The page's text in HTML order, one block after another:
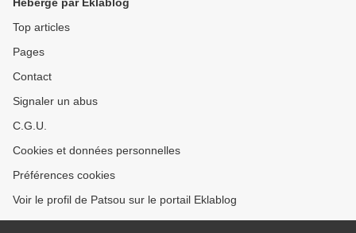
Top articles
Pages
Contact
Signaler un abus
C.G.U.
Cookies et données personnelles
Préférences cookies
Voir le profil de Patsou sur le portail Eklablog